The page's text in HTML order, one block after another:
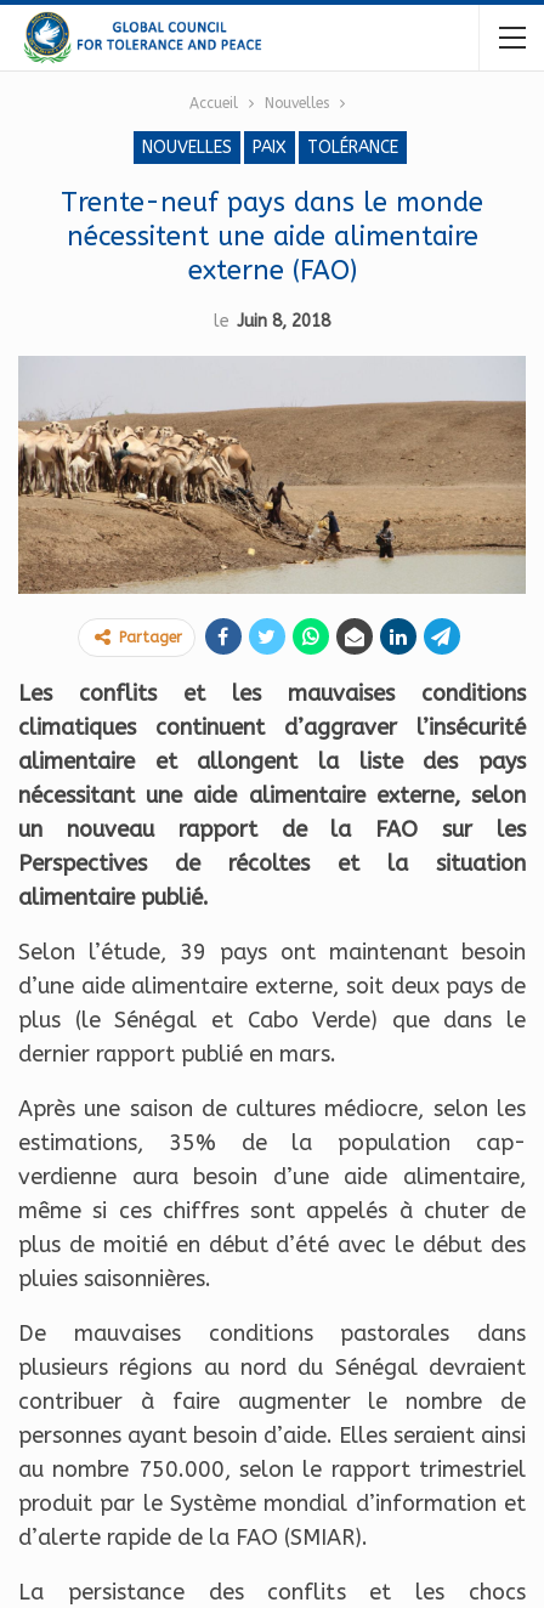
Accueil Nouvelles
NOUVELLES PAIX TOLÉRANCE
Trente-neuf pays dans le monde
nécessitent une aide alimentaire
externe (FAO)
le Juin 8, 2018
Partager
Les conflits et les mauvaises conditions
climatiques continuent d’aggraver l’insécurité
alimentaire et allongent la liste des pays
nécessitant une aide alimentaire externe, selon
un nouveau rapport de la FAO sur les
Perspectives de récoltes et la situation
alimentaire publié.
Selon l’étude, 39 pays ont maintenant besoin
d’une aide alimentaire externe, soit deux pays de
plus (le Sénégal et Cabo Verde) que dans le
dernier rapport publié en mars.
Après une saison de cultures médiocre, selon les
estimations, 35% de la population cap-
verdienne aura besoin d’une aide alimentaire,
même si ces chiffres sont appelés à chuter de
plus de moitié en début d’été avec le début des
pluies saisonnières.
De mauvaises conditions pastorales dans
plusieurs régions au nord du Sénégal devraient
contribuer à faire augmenter le nombre de
personnes ayant besoin d’aide. Elles seraient ainsi
au nombre 750.000, selon le rapport trimestriel
produit par le Système mondial d’information et
d’alerte rapide de la FAO (SMIAR).
La persistance des conflits et les chocs